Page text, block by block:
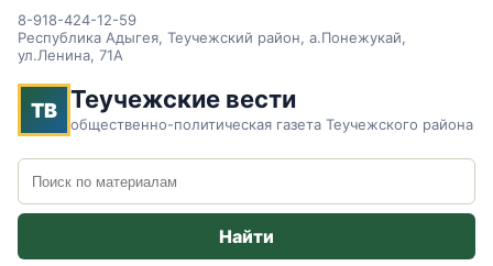
8-918-424-12-59
Республика Адыгея, Теучежский район, а.Понежукай,
ул.Ленина, 71А
ТВ Теучежские вести
общественно-политическая газета Теучежского района
Поиск по сайту
Найти